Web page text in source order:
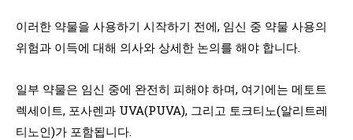
이러한 약물을 사용하기 시작하기 전에, 임신 중 약물 사용의
위험과 이득에 대해 의사와 상세한 논의를 해야 합니다.
일부 약물은 임신 중에 완전히 피해야 하며, 여기에는 메토트
렉세이트, 포사렌과 UVA(PUVA), 그리고 토크티노(알리트레
티노인)가 포함됩니다.